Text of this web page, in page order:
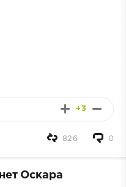
+3
0
826
Оскара